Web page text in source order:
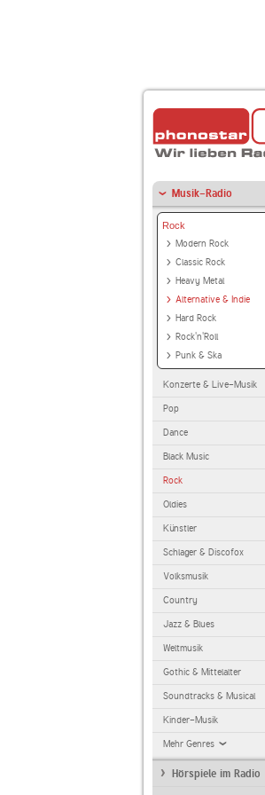
Musik-Radio
Rock
Modern Rock
Classic Rock
Heavy Metal
Alternative & Indie
Hard Rock
Rock'n'Roll
Punk & Ska
Konzerte & Live-Musik
Pop
Dance
Black Music
Rock
Oldies
Künstler
Schlager & Discofox
Volksmusik
Country
Jazz & Blues
Weltmusik
Gothic & Mittelalter
Soundtracks & Musical
Kinder-Musik
Mehr Genres
Hörspiele im Radio